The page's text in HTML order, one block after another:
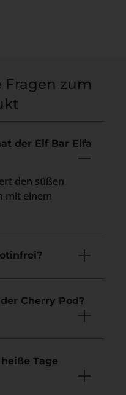
zum
der Elf Bar Elfa
den süßen
mit einem
Cherry Pod?
Tage